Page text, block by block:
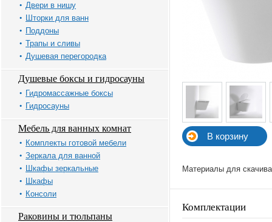
Двери в нишу
Шторки для ванн
Поддоны
Трапы и сливы
Душевая перегородка
Душевые боксы и гидросауны
Гидромассажные боксы
Гидросауны
Мебель для ванных комнат
Комплекты готовой мебели
Зеркала для ванной
Шкафы зеркальные
Шкафы
Консоли
Раковины и тюльпаны
Материалы для
Комплектации